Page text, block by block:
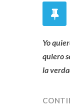
Yo
quiero
la